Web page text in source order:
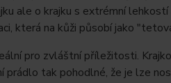
ale o krajku s extrémní
která na kůži působí jako
pro zvláštní příležitosti.
tak pohodlné, že je lze